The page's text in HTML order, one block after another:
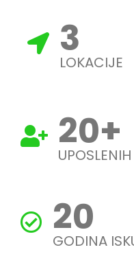
3
LOKACIJE
20+
UPOSLENIH
20
GODINA